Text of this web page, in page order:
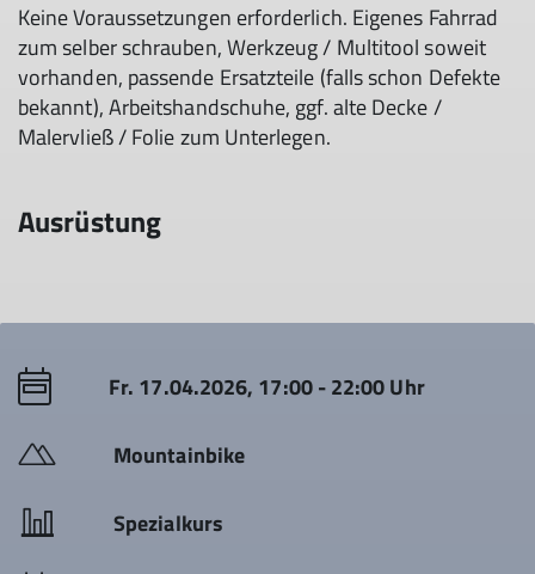
Keine Voraussetzungen erforderlich. Eigenes Fahrrad
zum selber schrauben, Werkzeug / Multitool soweit
vorhanden, passende Ersatzteile (falls schon Defekte
bekannt), Arbeitshandschuhe, ggf. alte Decke /
Malervließ / Folie zum Unterlegen.
Ausrüstung
Fr. 17.04.2026, 17:00 - 22:00 Uhr
Mountainbike
Spezialkurs